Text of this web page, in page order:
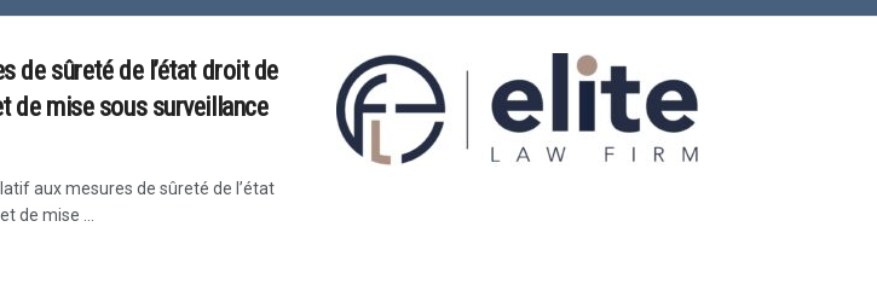
de sûreté de l’état droit de
de mise sous surveillance
aux mesures de sûreté de l’état
de mise ...